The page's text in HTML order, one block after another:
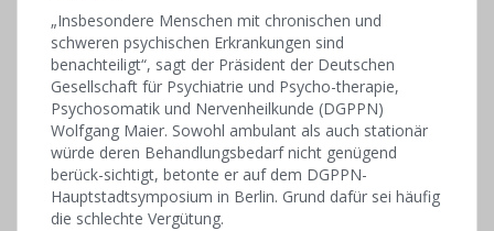
„Insbesondere Menschen mit chronischen und
schweren psychischen Erkrankungen sind
benachteiligt“, sagt der Präsident der Deutschen
Gesellschaft für Psychiatrie und Psycho-therapie,
Psychosomatik und Nervenheilkunde (DGPPN)
Wolfgang Maier. Sowohl ambulant als auch stationär
würde deren Behandlungsbedarf nicht genügend
berück-sichtigt, betonte er auf dem DGPPN-
Hauptstadtsymposium in Berlin. Grund dafür sei häufig
die schlechte Vergütung.